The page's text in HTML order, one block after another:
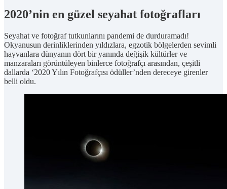
2020’nin en güzel seyahat fotoğrafları
Seyahat ve fotoğraf tutkunlarını pandemi de durduramadı!
Okyanusun derinliklerinden yıldızlara, egzotik bölgelerden sevimli
hayvanlara dünyanın dört bir yanında değişik kültürler ve
manzaraları görüntüleyen binlerce fotoğrafçı arasından, çeşitli
dallarda ‘2020 Yılın Fotoğrafçısı ödüller’nden dereceye girenler
belli oldu.